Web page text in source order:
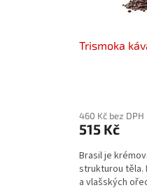
Trismoka
460 Kč bez DPH
515 Kč
Brasil je
strukturou těla.
a vlašských